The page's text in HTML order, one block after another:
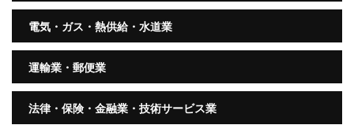
電気・ガス・熱供給・水道業
運輸業・郵便業
法律・保険・金融業・技術サービス業